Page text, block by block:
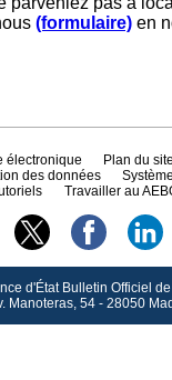
(formulaire) en
électronique Plan du site
des données
Travailler au
d'État Bulletin Officiel
Manoteras, 54 - 28050